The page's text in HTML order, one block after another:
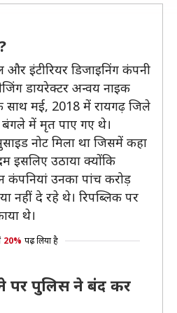
इंटीरियर डिजाइनिंग कंपनी
डायरेक्टर अन्वय नाइक
मई, 2018 में रायगढ़ जिले
में मृत पाए गए थे।
नोट मिला था जिसमें कहा
इसलिए उठाया क्योंकि
कंपनियां उनका पांच करोड़
नहीं दे रहे थे। रिपब्लिक पर
थे।
20% पढ़ लिया है
पर पुलिस ने बंद कर